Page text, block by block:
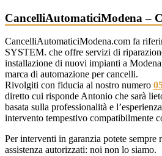
CancelliAutomaticiModena –
CancelliAutomaticiModena.com fa
SYSTEM. che offre servizi di
installazione di nuovi impianti a
marca di automazione per cancelli.
Rivolgiti con fiducia al nostro numero
diretto cui risponde Antonio che sarà
basata sulla professionalità e
intervento tempestivo compatibilmente
Per interventi in garanzia potete sempre
assistenza autorizzati: noi non lo siamo.